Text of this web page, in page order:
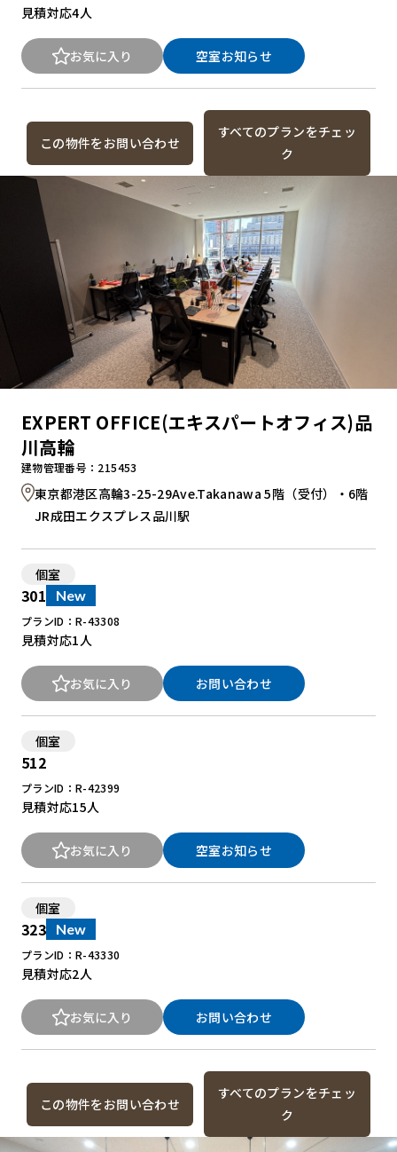
見積対応4人
お気に入り 空室お知らせ
この物件をお問い合わせ
すべてのプランをチェッ
ク
EXPERT OFFICE(エキスパートオフィス)品
川高輪
建物管理番号：215453
東京都港区高輪3-25-29Ave.Takanawa 5階（受付）・6階
JR成田エクスプレス品川駅
個室
301 New
プランID：R-43308
見積対応1人
お気に入り お問い合わせ
個室
512
プランID：R-42399
見積対応15人
お気に入り 空室お知らせ
個室
323 New
プランID：R-43330
見積対応2人
お気に入り お問い合わせ
この物件をお問い合わせ
すべてのプランをチェッ
ク